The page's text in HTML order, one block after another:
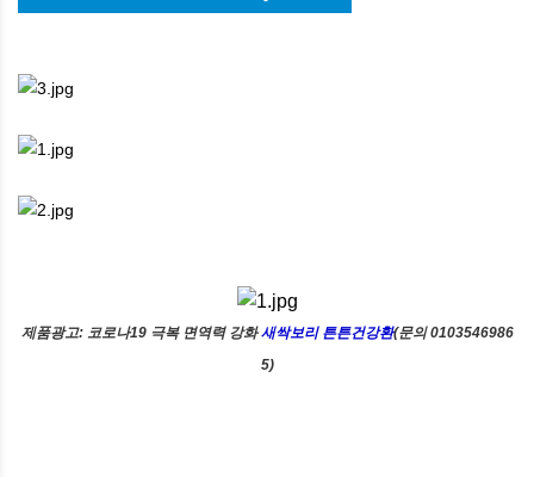
제품광고: 코로나19 극복 면역력 강화새싹보리 튼튼건강환(문의 0103546986
5)